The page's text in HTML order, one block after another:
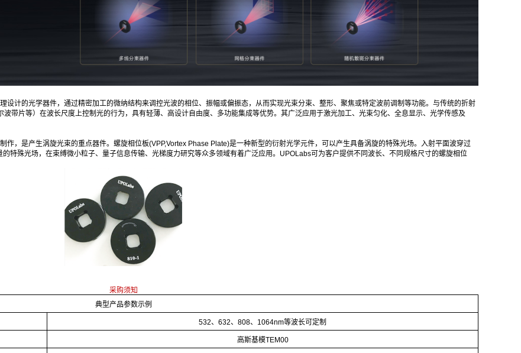
计的光学器件，通过精密加工的微纳结构来调控光波的相位、振幅或偏振态，从而实现光束分束、整形、聚焦或特定波前调制等功能。与传统的折射
带片等）在波长尺度上控制光的行为，具有轻薄、高设计自由度、多功能集成等优势。其广泛应用于激光加工、光束匀化、全息显示、光学传感及
作，是产生涡旋光束的重点器件。螺旋相位板(VPP,Vortex Phase Plate)是一种新型的衍射光学元件，可以产生具备涡旋的特殊光场。入射平面波穿过
特殊光场，在束缚微小粒子、量子信息传输、光梯度力研究等众多领域有着广泛应用。UPOLabs可为客户提供不同波长、不同规格尺寸的螺旋相位
采购须知
典型产品参数示例
532、632、808、1064nm等波长可定制
高斯基模TEM00